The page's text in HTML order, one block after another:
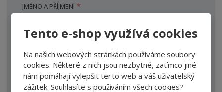
Tento e-shop využívá cookies
Na našich webových stránkách používáme soubory
cookies. Některé z nich jsou nezbytné, zatímco jiné
nám pomáhají vylepšit tento web a váš uživatelský
zážitek. Souhlasíte s používáním všech cookies?
JMÉNO A PŘÍJMENÍ *